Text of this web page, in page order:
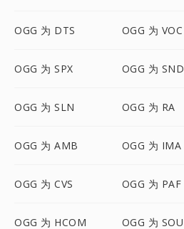
OGG 为 DTS OGG 为 VOC
OGG 为 SPX OGG 为 SND
OGG 为 SLN OGG 为 RA
OGG 为 AMB OGG 为 IMA
OGG 为 CVS OGG 为 PAF
OGG 为 HCOM OGG 为 SOU